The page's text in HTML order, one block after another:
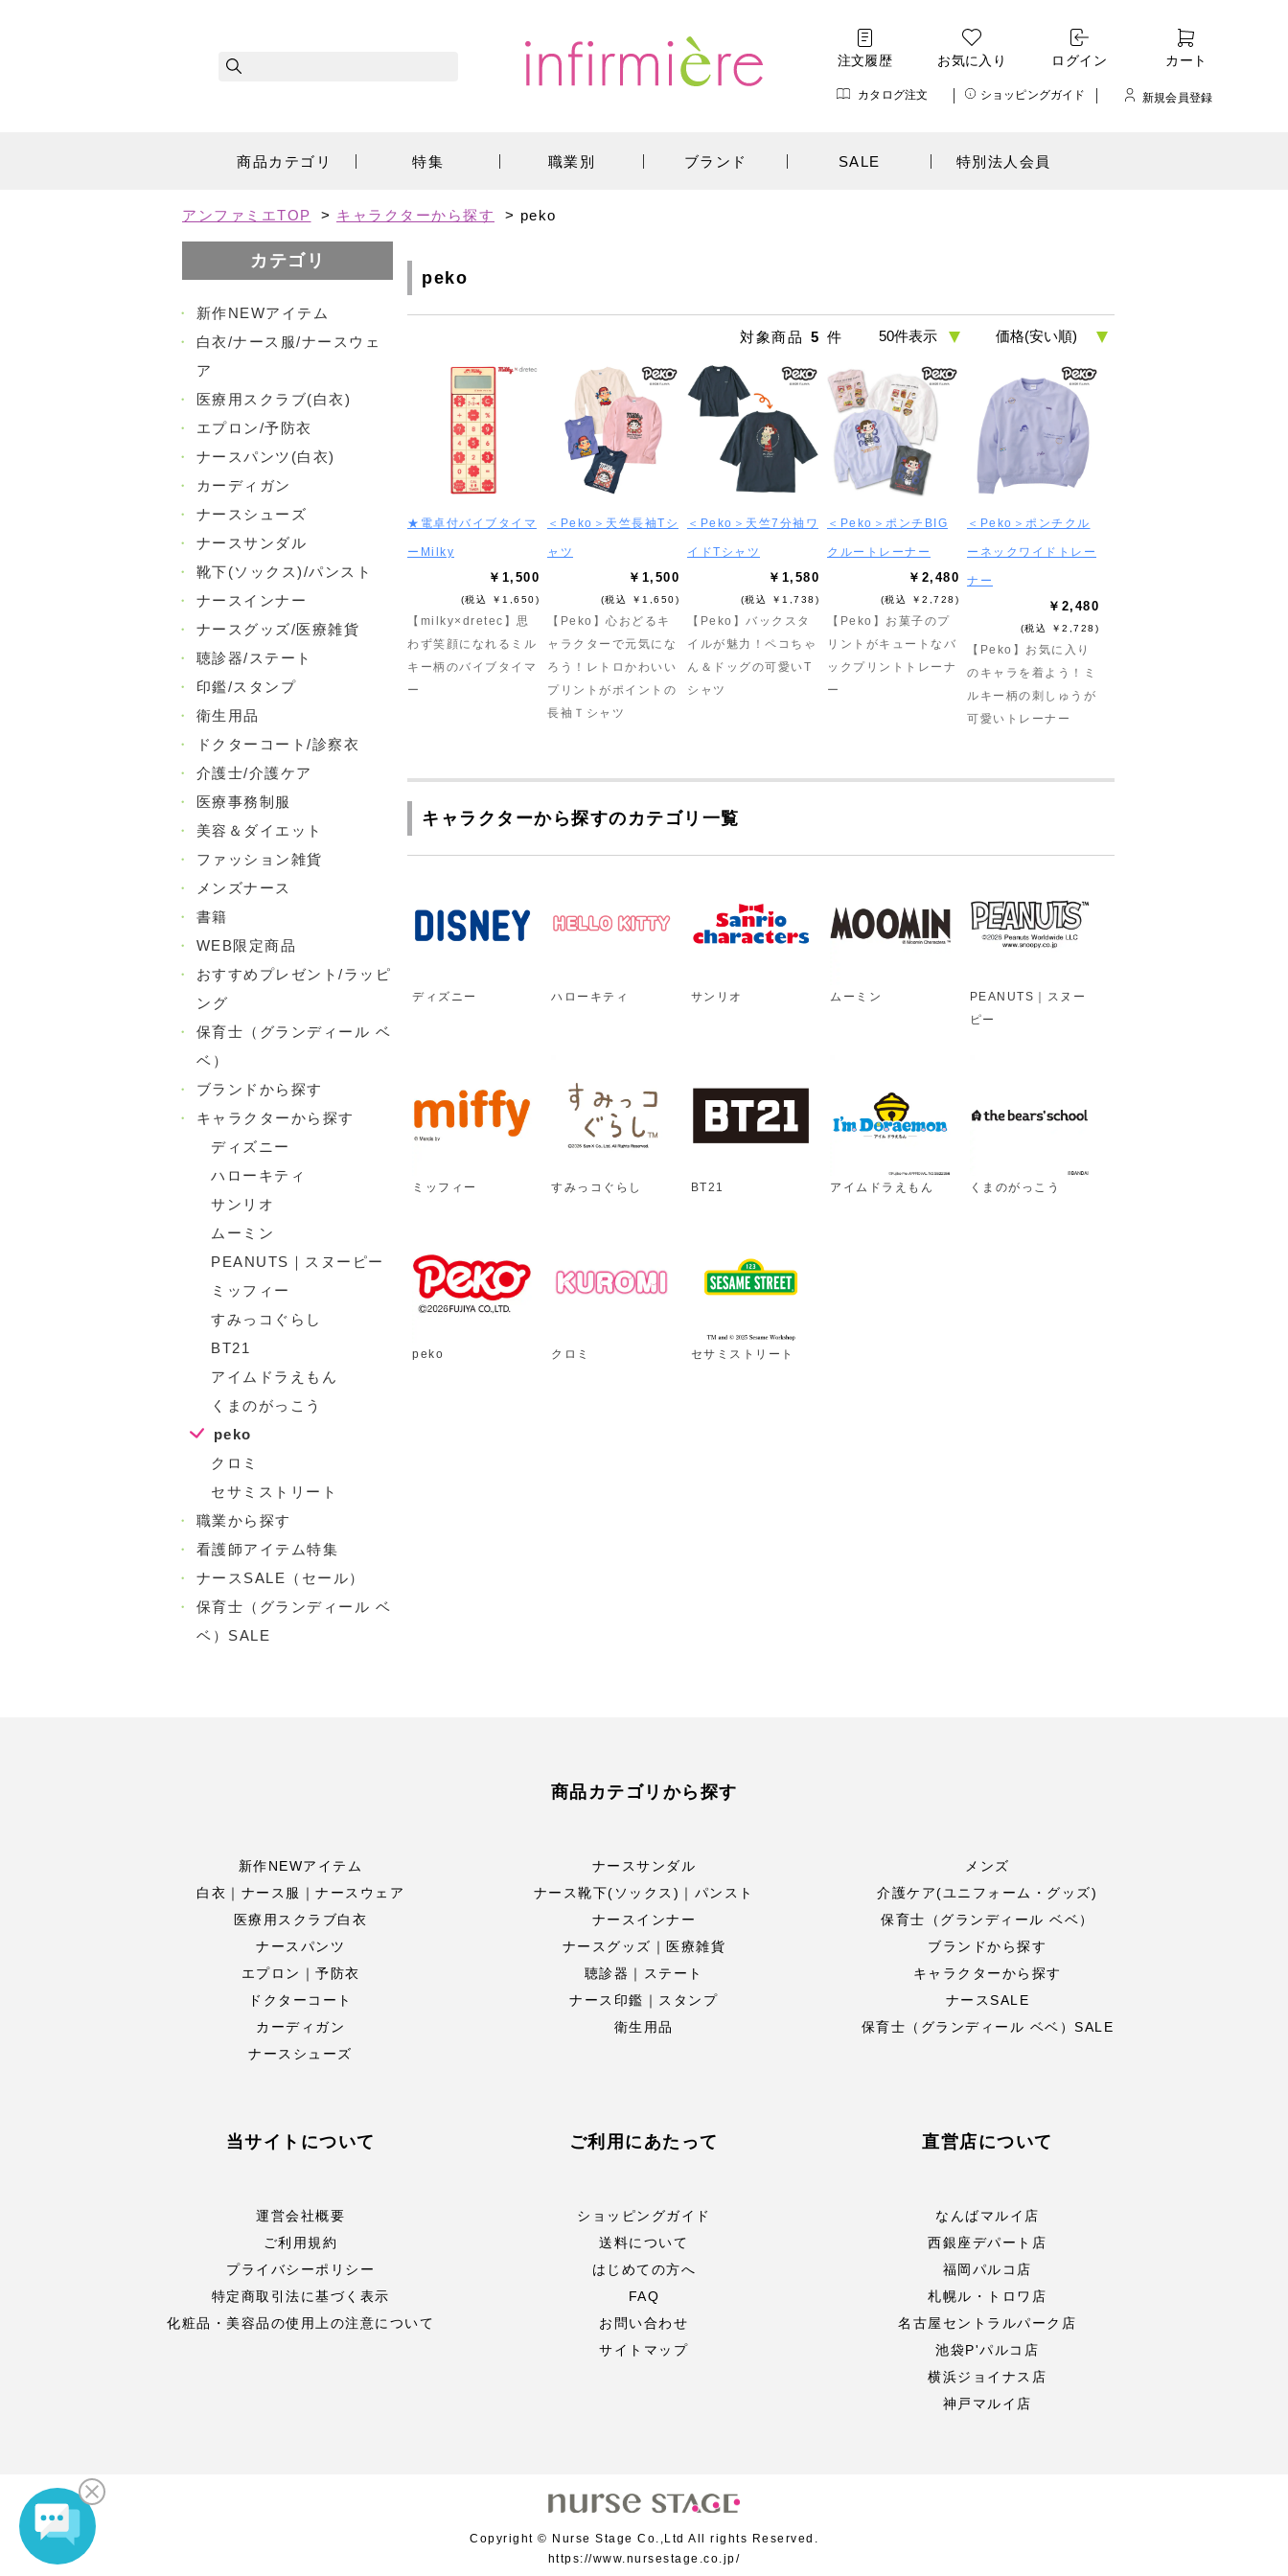
注文履歴 お気に入り ログイン カート
カタログ注文 ショッピングガイド 新規会員登録
商品カテゴリ 特集 職業別 ブランド SALE 特別法人会員
アンファミエTOP > キャラクターから探す > peko
カテゴリ
・
新作NEWアイテム
・
白衣/ナース服/ナースウェ
ア
・
医療用スクラブ(白衣)
・
エプロン/予防衣
・
ナースパンツ(白衣)
・
カーディガン
・
ナースシューズ
・
ナースサンダル
・
靴下(ソックス)/パンスト
・
ナースインナー
・
ナースグッズ/医療雑貨
・
聴診器/ステート
・
印鑑/スタンプ
・
衛生用品
・
ドクターコート/診察衣
・
介護士/介護ケア
・
医療事務制服
・
美容＆ダイエット
・
ファッション雑貨
・
メンズナース
・
書籍
・
WEB限定商品
・
おすすめプレゼント/ラッピ
ング
・
保育士（グランディール ベ
ベ）
・
ブランドから探す
・
キャラクターから探す
ディズニー
ハローキティ
サンリオ
ムーミン
PEANUTS｜スヌーピー
ミッフィー
すみっコぐらし
BT21
アイムドラえもん
くまのがっこう
peko
クロミ
セサミストリート
・
職業から探す
・
看護師アイテム特集
・
ナースSALE（セール）
・
保育士（グランディール ベ
ベ）SALE
peko
対象商品 5 件
★電卓付バイブタイマ
ーMilky
￥1,500
(税込 ￥1,650)
【milky×dretec】思
わず笑顔になれるミル
キー柄のバイブタイマ
ー
＜Peko＞天竺長袖Tシ
ャツ
￥1,500
(税込 ￥1,650)
【Peko】心おどるキ
ャラクターで元気にな
ろう！レトロかわいい
プリントがポイントの
長袖Ｔシャツ
＜Peko＞天竺7分袖ワ
イドTシャツ
￥1,580
(税込 ￥1,738)
【Peko】バックスタ
イルが魅力！ペコちゃ
ん＆ドッグの可愛いT
シャツ
＜Peko＞ポンチBIG
クルートレーナー
￥2,480
(税込 ￥2,728)
【Peko】お菓子のプ
リントがキュートなバ
ックプリントトレーナ
ー
＜Peko＞ポンチクル
ーネックワイドトレー
ナー
￥2,480
(税込 ￥2,728)
【Peko】お気に入り
のキャラを着よう！ミ
ルキー柄の刺しゅうが
可愛いトレーナー
キャラクターから探すのカテゴリ一覧
ディズニー ハローキティ サンリオ ムーミン
PEANUTS｜スヌー
ピー
ミッフィー すみっコぐらし BT21 アイムドラえもん くまのがっこう
peko クロミ セサミストリート
商品カテゴリから探す
新作NEWアイテム
白衣｜ナース服｜ナースウェア
医療用スクラブ白衣
ナースパンツ
エプロン｜予防衣
ドクターコート
カーディガン
ナースシューズ
ナースサンダル
ナース靴下(ソックス)｜パンスト
ナースインナー
ナースグッズ｜医療雑貨
聴診器｜ステート
ナース印鑑｜スタンプ
衛生用品
メンズ
介護ケア(ユニフォーム・グッズ)
保育士（グランディール ベベ）
ブランドから探す
キャラクターから探す
ナースSALE
保育士（グランディール ベベ）SALE
当サイトについて
運営会社概要
ご利用規約
プライバシーポリシー
特定商取引法に基づく表示
化粧品・美容品の使用上の注意について
ご利用にあたって
ショッピングガイド
送料について
はじめての方へ
FAQ
お問い合わせ
サイトマップ
直営店について
なんばマルイ店
西銀座デパート店
福岡パルコ店
札幌ル・トロワ店
名古屋セントラルパーク店
池袋P'パルコ店
横浜ジョイナス店
神戸マルイ店
Copyright © Nurse Stage Co.,Ltd All rights Reserved.
https://www.nursestage.co.jp/